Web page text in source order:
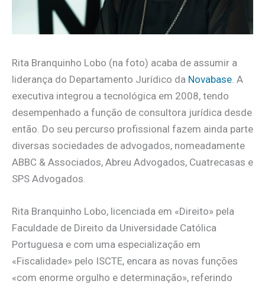
Rita Branquinho Lobo (na foto) acaba de assumir a
liderança do Departamento Jurídico da Novabase . A
executiva integrou a tecnológica em 2008, tendo
desempenhado a função de consultora jurídica desde
então. Do seu percurso profissional fazem ainda parte
diversas sociedades de advogados, nomeadamente
ABBC & Associados, Abreu Advogados, Cuatrecasas e
SPS Advogados.
Rita Branquinho Lobo, licenciada em «Direito» pela
Faculdade de Direito da Universidade Católica
Portuguesa e com uma especialização em
«Fiscalidade» pelo ISCTE, encara as novas funções
«com enorme orgulho e determinação», referindo